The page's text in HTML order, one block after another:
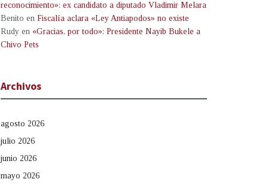
reconocimiento»: ex candidato a diputado Vladimir Melara
Benito en Fiscalía aclara «Ley Antiapodos» no existe
Rudy en «Gracias, por todo»: Presidente Nayib Bukele a
Chivo Pets
Archivos
agosto 2026
julio 2026
junio 2026
mayo 2026